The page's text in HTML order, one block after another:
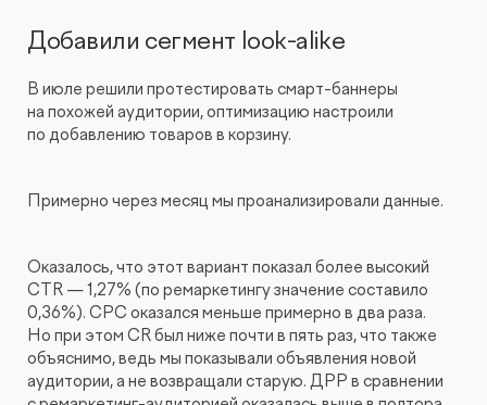
Добавили сегмент look-alike
В июле решили протестировать смарт-баннеры
на похожей аудитории, оптимизацию настроили
по добавлению товаров в корзину.
Примерно через месяц мы проанализировали данные.
Оказалось, что этот вариант показал более высокий
CTR — 1,27% (по ремаркетингу значение составило
0,36%). CPC оказался меньше примерно в два раза.
Но при этом CR был ниже почти в пять раз, что также
объяснимо, ведь мы показывали объявления новой
аудитории, а не возвращали старую. ДРР в сравнении